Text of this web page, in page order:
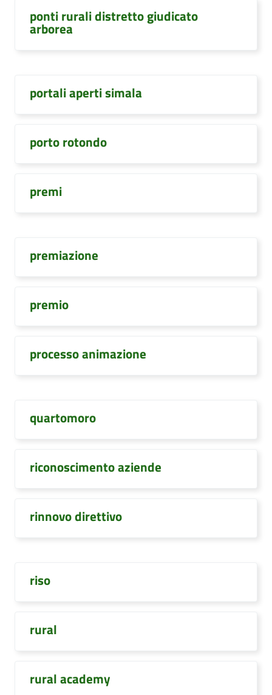
ponti rurali distretto giudicato
arborea
portali aperti simala
porto rotondo
premi
premiazione
premio
processo animazione
quartomoro
riconoscimento aziende
rinnovo direttivo
riso
rural
rural academy